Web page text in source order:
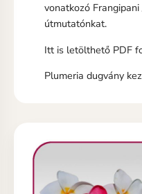
vonatkozó
útmutatónkat.
Itt is letölthető PDF
Plumeria dugvány